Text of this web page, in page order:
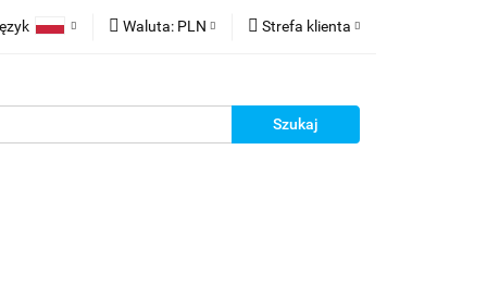
Waluta: PLN Strefa klienta
Zarejestruj się
Dodaj reklamacje
z Chin